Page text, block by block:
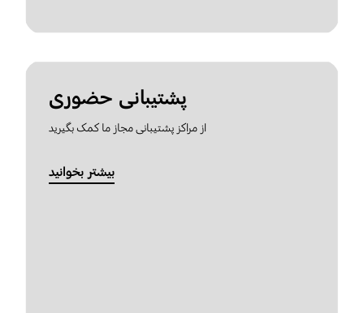
پشتیبانی حضوری
از مراکز پشتیبانی مجاز ما کمک بگیرید
بیشتر بخوانید